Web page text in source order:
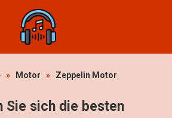
» Motor » Zeppelin Motor
Sie sich die besten